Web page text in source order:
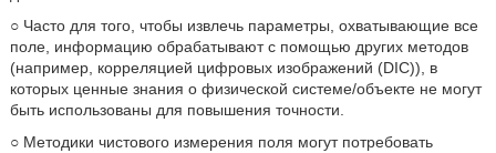
○ Часто для того, чтобы извлечь параметры, охватывающие все
поле, информацию обрабатывают с помощью других методов
(например, корреляцией цифровых изображений (DIC)), в
которых ценные знания о физической системе/объекте не могут
быть использованы для повышения точности.
○ Методики чистового измерения поля могут потребовать